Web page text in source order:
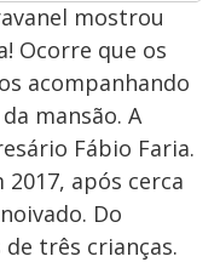
mostrou
Ocorre que os
acompanhando
mansão. A
Fábio Faria.
após cerca
Do
três crianças.